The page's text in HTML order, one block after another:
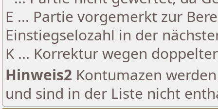
E ... Partie vorgemerkt zur
Einstiegselozahl in der
K ... Korrektur wegen
Hinweis2 Kontumazen
und sind in der Liste nicht